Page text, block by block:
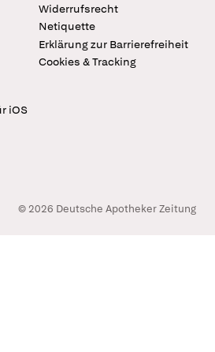
Widerrufsrecht
Netiquette
Erklärung zur Barrierefreiheit
Cookies & Tracking
iOS
© 2026 Deutsche Apotheker Zeitung